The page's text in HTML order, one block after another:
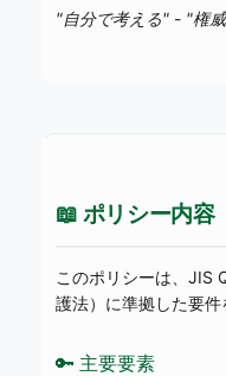
"自分で考える"- "権
📖 ポリシー内容
このポリシーは、JIS
護法）に準拠した要件
🔑 主要要素